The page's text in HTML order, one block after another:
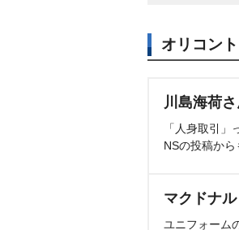
オリコン
川島海荷
「人身取引
NSの投稿から
マクドナ
ユニフォーム